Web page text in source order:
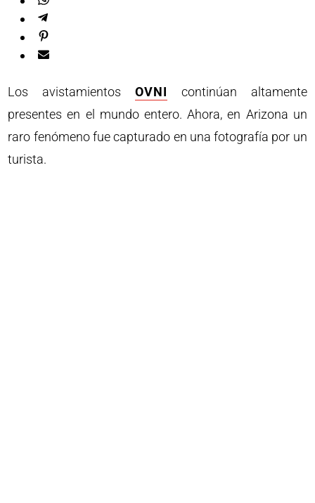
Los avistamientos OVNI continúan altamente
presentes en el mundo entero. Ahora, en Arizona un
raro fenómeno fue capturado en una fotografía por un
turista.